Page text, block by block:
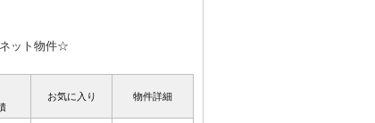
ット物件☆
お気に入り 物件詳細